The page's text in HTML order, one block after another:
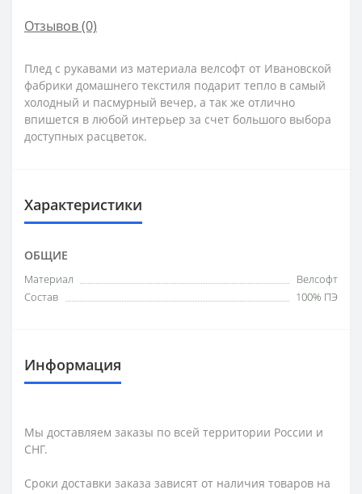
Отзывов (0)
Плед с рукавами из материала велсофт от Ивановской
фабрики домашнего текстиля подарит тепло в самый
холодный и пасмурный вечер, а так же отлично
впишется в любой интерьер за счет большого выбора
доступных расцветок.
Характеристики
ОБЩИЕ
Материал
Велсофт
Состав
100% ПЭ
Информация
Мы доставляем заказы по всей территории России и
СНГ.
Сроки доставки заказа зависят от наличия товаров на